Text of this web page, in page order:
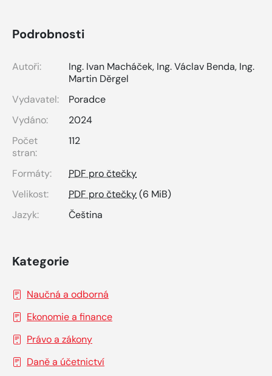
Podrobnosti
Autoři: Ing. Ivan Macháček, Ing. Václav Benda, Ing.
Martin Děrgel
Vydavatel:
Poradce
Vydáno:
2024
Počet
stran:
112
Formáty:
PDF pro čtečky
Velikost:
PDF pro čtečky(6 MiB)
Jazyk:
Čeština
Kategorie
Naučná a odborná
Ekonomie a finance
Právo a zákony
Daně a účetnictví